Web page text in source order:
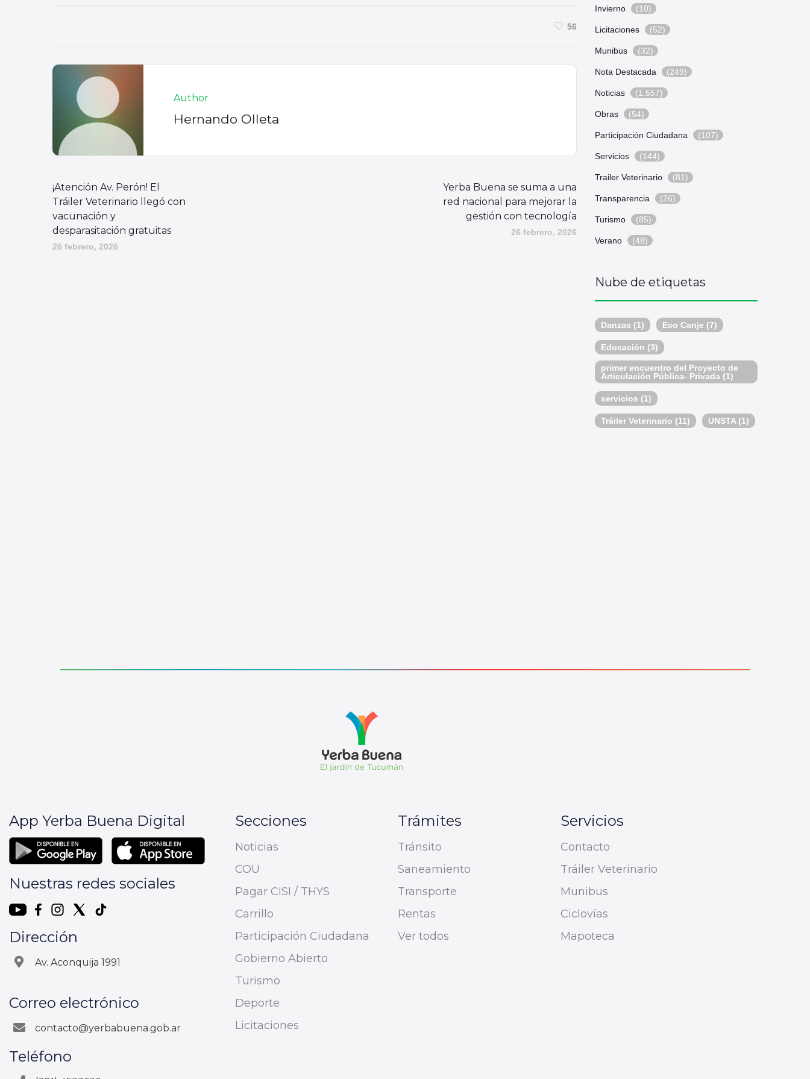
56
Author
Hernando Olleta
¡Atención Av. Perón! El
Tráiler Veterinario llegó con
vacunación y
desparasitación gratuitas
26 febrero, 2026
Yerba Buena se suma a una
red nacional para mejorar la
gestión con tecnología
26 febrero, 2026
Invierno (10)
Licitaciones (52)
Munibus (32)
Nota Destacada (249)
Noticias (1.557)
Obras (54)
Participación Ciudadana (107)
Servicios (144)
Trailer Veterinario (81)
Transparencia (26)
Turismo (85)
Verano (48)
Nube de etiquetas
Danzas (1) Eco Canje (7)
Educación (3)
primer encuentro del Proyecto de
Articulación Pública- Privada (1)
servicios (1)
Tráiler Veterinario (11) UNSTA (1)
App Yerba Buena Digital
Nuestras redes sociales
Dirección
Av. Aconquija 1991
Correo electrónico
contacto@yerbabuena.gob.ar
Teléfono
Secciones
Noticias
COU
Pagar CISI / THYS
Carrillo
Participación Ciudadana
Gobierno Abierto
Turismo
Deporte
Licitaciones
Trámites
Tránsito
Saneamiento
Transporte
Rentas
Ver todos
Servicios
Contacto
Tráiler Veterinario
Munibus
Ciclovías
Mapoteca